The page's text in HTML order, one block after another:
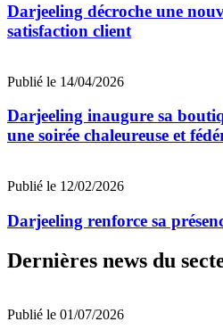
Darjeeling décroche une
satisfaction client
Publié le 14/04/2026
Darjeeling inaugure sa
une soirée chaleureuse et
Publié le 12/02/2026
Darjeeling renforce sa
Dernières news du
Publié le 01/07/2026